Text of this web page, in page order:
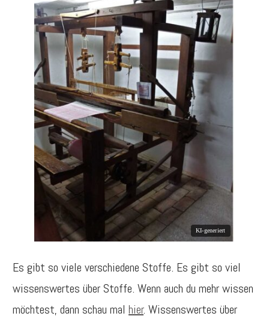
Es gibt so viele verschiedene Stoffe. Es gibt so viel
wissenswertes über Stoffe. Wenn auch du mehr wissen
möchtest, dann schau mal hier. Wissenswertes über